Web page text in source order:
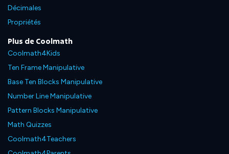
Décimales
Propriétés
Plus de Coolmath
Coolmath4Kids
Ten Frame Manipulative
Base Ten Blocks Manipulative
Number Line Manipulative
Pattern Blocks Manipulative
Math Quizzes
Coolmath4Teachers